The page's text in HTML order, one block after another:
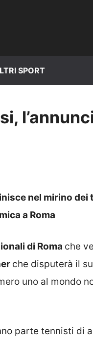
SPORT
nel mirino
a Roma
di Roma che
che disputerà il
uno al mondo
parte tennisti di